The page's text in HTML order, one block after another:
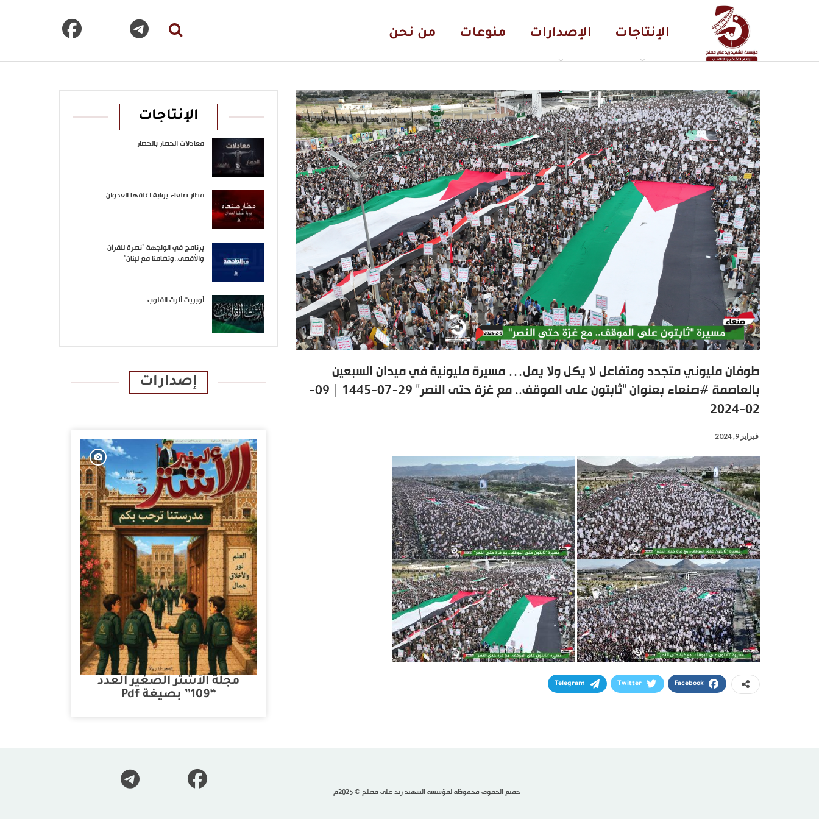
الإنتاجات الإصدارات منوعات من نحن
طوفان مليوني متجدد ومتفاعل لا يكل ولا يمل… مسيرة مليونية في ميدان السبعين
بالعاصمة #صنعاء بعنوان “ثابتون على الموقف.. مع غزة حتى النصر” 29-07-1445 | 09-
02-2024
فبراير 9, 2024
Facebook
Twitter
Telegram
الإنتاجات
معادلات الحصار بالحصار
مطار صنعاء بوابة اغلقها العدوان
برنامج في الواجهة “نصرة للقرآن
والأقصى..وتضامنا مع لبنان”
أوبريت أنرت القلوب
إصدارات
مجلة الأشتر الصغير العدد
“109” بصيغة Pdf
جميع الحقوق محفوظة لمؤسسة الشهيد زيد علي مصلح © 2025م